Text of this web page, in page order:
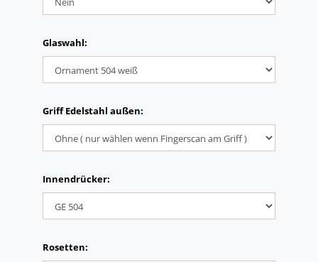
Glaswahl:
Griff Edelstahl außen:
Innendrücker:
Rosetten: